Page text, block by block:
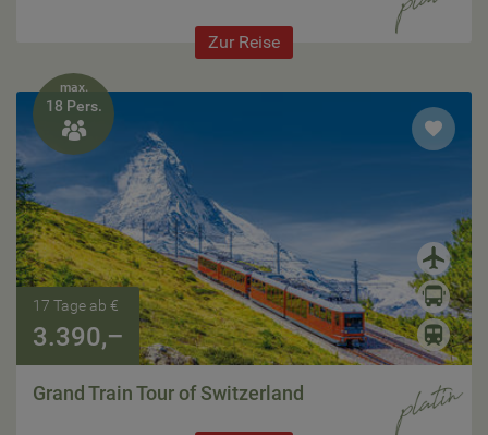
Zur Reise
max.
18 Pers.

17 Tage ab €
3.390,–
Grand Train Tour of Switzerland